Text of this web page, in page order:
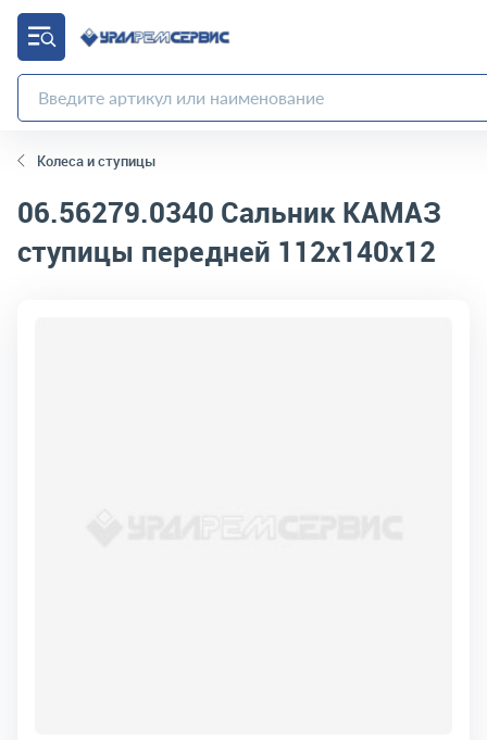
Колеса и ступицы
06.56279.0340 Сальник КАМАЗ
ступицы передней 112х140х12